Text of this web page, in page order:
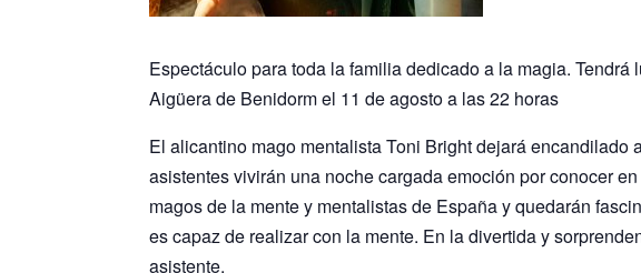
Espectáculo para toda la familia dedicado a la magia.
Aigüera de Benidorm el 11 de agosto a las 22 horas
El alicantino mago mentalista Toni Bright dejará encandilado
asistentes vivirán una noche cargada emoción por conocer
magos de la mente y mentalistas de España y quedarán
es capaz de realizar con la mente. En la divertida y
asistente.